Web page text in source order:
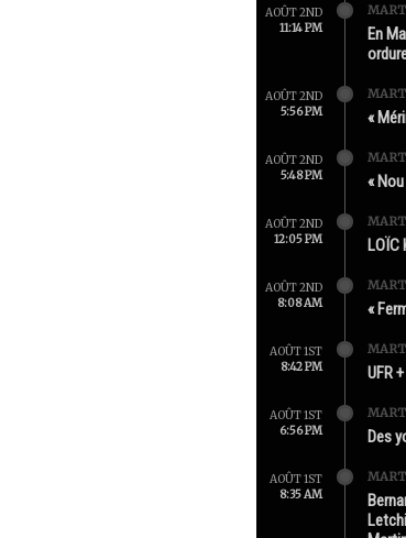
AOÛT 2ND
11:14 PM
En
AOÛT 2ND
5:56 PM
«
AOÛT 2ND
5:48 PM
«
AOÛT 2ND
12:05 PM
LOÏC
AOÛT 2ND
8:08 AM
«
AOÛT 1ST
8:42 PM
UFR
AOÛT 1ST
6:56 PM
Des
AOÛT 1ST
8:35 AM